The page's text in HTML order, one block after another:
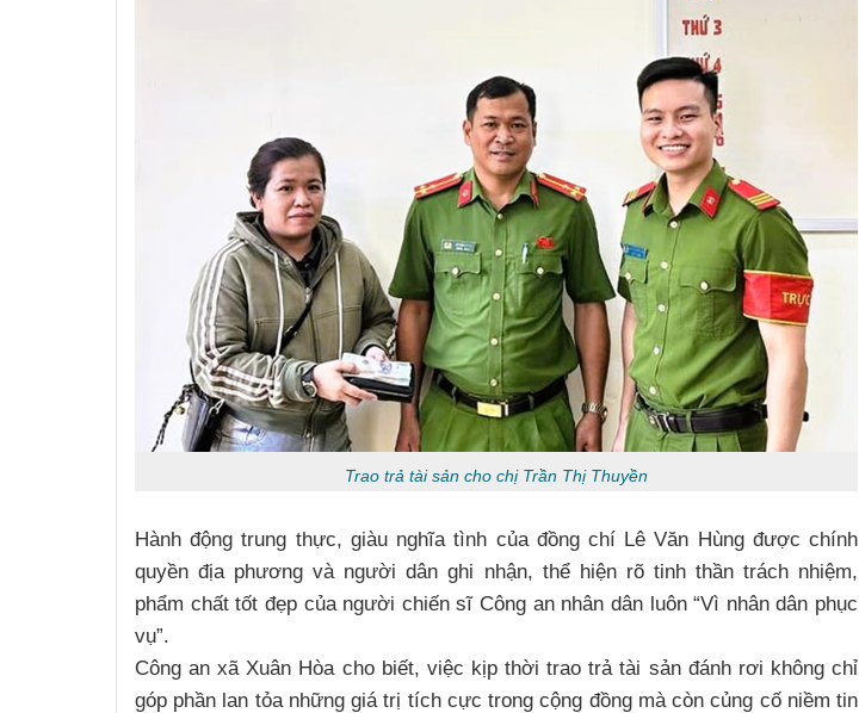
Trao trả tài sản cho chị Trần Thị Thuyền
Hành động trung thực, giàu nghĩa tình của đồng chí Lê Văn Hùng được chính
quyền địa phương và người dân ghi nhận, thể hiện rõ tinh thần trách nhiệm,
phẩm chất tốt đẹp của người chiến sĩ Công an nhân dân luôn “Vì nhân dân phục
vụ”.
Công an xã Xuân Hòa cho biết, việc kịp thời trao trả tài sản đánh rơi không chỉ
góp phần lan tỏa những giá trị tích cực trong cộng đồng mà còn củng cố niềm tin
Nguyễn Sinh Dưỡng